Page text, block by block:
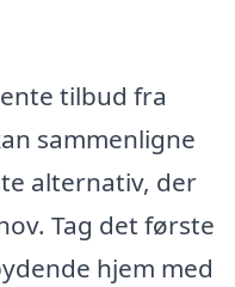
tilbud fra
sammenligne
alternativ, der
Tag det første
hjem med